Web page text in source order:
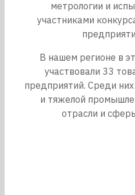
метрологии и
участниками
В нашем регионе в
участвовали 33
предприятий. Среди
и тяжелой
отрасли и